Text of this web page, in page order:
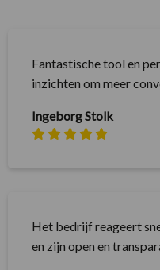
Fantastische tool en
inzichten om meer
Ingeborg Stolk
Het bedrijf reageert
en zijn open en